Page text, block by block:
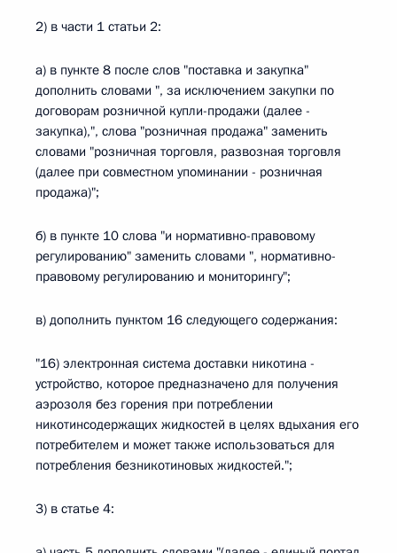
2) в части 1 статьи 2:
а) в пункте 8 после слов "поставка и закупка"
дополнить словами ", за исключением закупки по
договорам розничной купли-продажи (далее -
закупка),", слова "розничная продажа" заменить
словами "розничная торговля, развозная торговля
(далее при совместном упоминании - розничная
продажа)";
б) в пункте 10 слова "и нормативно-правовому
регулированию" заменить словами ", нормативно-
правовому регулированию и мониторингу";
в) дополнить пунктом 16 следующего содержания:
"16) электронная система доставки никотина -
устройство, которое предназначено для получения
аэрозоля без горения при потреблении
никотинсодержащих жидкостей в целях вдыхания его
потребителем и может также использоваться для
потребления безникотиновых жидкостей.";
3) в статье 4: